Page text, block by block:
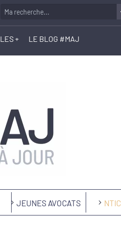
LES + LE BLOG #MAJ
JEUNES AVOCATS NTIC